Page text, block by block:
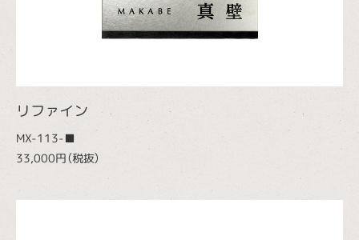
リファイン
MX-113-■
33,000円（税抜）